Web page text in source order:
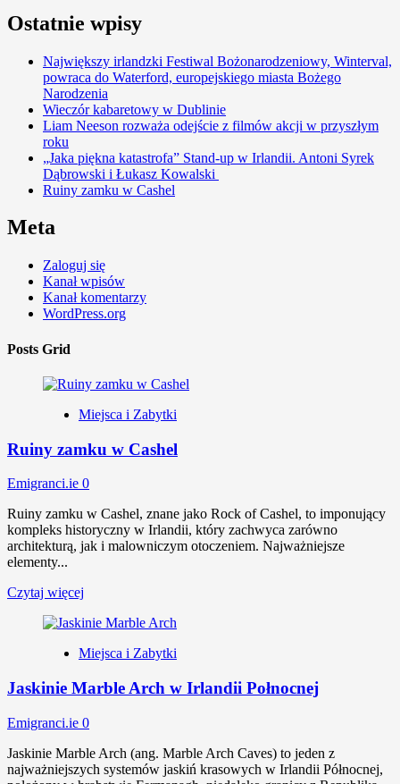
Ostatnie wpisy
Największy irlandzki Festiwal Bożonarodzeniowy, Winterval,
powraca do Waterford, europejskiego miasta Bożego
Narodzenia
Wieczór kabaretowy w Dublinie
Liam Neeson rozważa odejście z filmów akcji w przyszłym
roku
„Jaka piękna katastrofa” Stand-up w Irlandii. Antoni Syrek
Dąbrowski i Łukasz Kowalski
Ruiny zamku w Cashel
Meta
Zaloguj się
Kanał wpisów
Kanał komentarzy
WordPress.org
Posts Grid
Miejsca i Zabytki
Ruiny zamku w Cashel
Emigranci.ie 0
Ruiny zamku w Cashel, znane jako Rock of Cashel, to imponujący
kompleks historyczny w Irlandii, który zachwyca zarówno
architekturą, jak i malowniczym otoczeniem. Najważniejsze
elementy...
Czytaj więcej
Miejsca i Zabytki
Jaskinie Marble Arch w Irlandii Połnocnej
Emigranci.ie 0
Jaskinie Marble Arch (ang. Marble Arch Caves) to jeden z
najważniejszych systemów jaskiń krasowych w Irlandii Północnej,